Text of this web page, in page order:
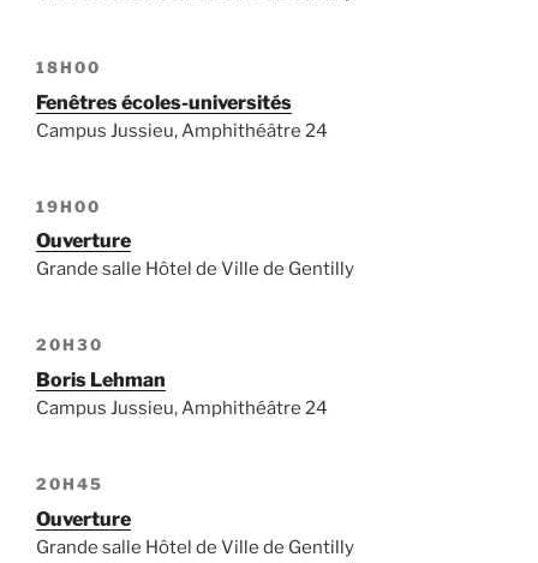
18H00
Fenêtres écoles-universités
Campus Jussieu, Amphithéâtre 24
19H00
Ouverture
Grande salle Hôtel de Ville de Gentilly
20H30
Boris Lehman
Campus Jussieu, Amphithéâtre 24
20H45
Ouverture
Grande salle Hôtel de Ville de Gentilly